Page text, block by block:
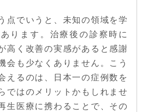
点でいうと、未知の領域を学
ります。治療後の診察時に
高く改善の実感があると感謝
会も少なくありません。こう
えるのは、日本一の症例数を
ではのメリットかもしれませ
生医療に携わることで、その